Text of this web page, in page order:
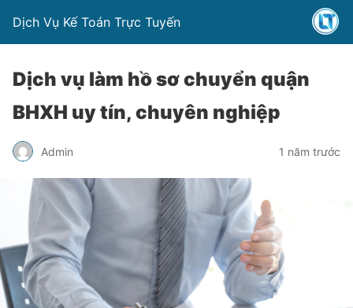
Dịch Vụ Kế Toán Trực Tuyến
Dịch vụ làm hồ sơ chuyển quận
BHXH uy tín, chuyên nghiệp
Admin 1 năm trước